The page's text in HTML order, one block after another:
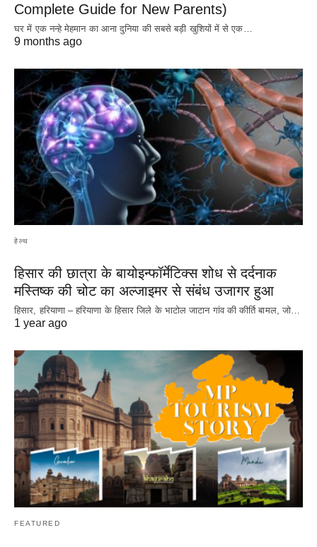
Complete Guide for New Parents)
घर में एक नन्हे मेहमान का आना दुनिया की सबसे बड़ी खुशियों में से एक…
9 months ago
हेल्थ
हिसार की छात्रा के बायोइन्फॉर्मेटिक्स शोध से दर्दनाक
मस्तिष्क की चोट का अल्जाइमर से संबंध उजागर हुआ
हिसार, हरियाणा – हरियाणा के हिसार जिले के भाटोल जाटान गांव की कीर्ति बामल, जो…
1 year ago
FEATURED